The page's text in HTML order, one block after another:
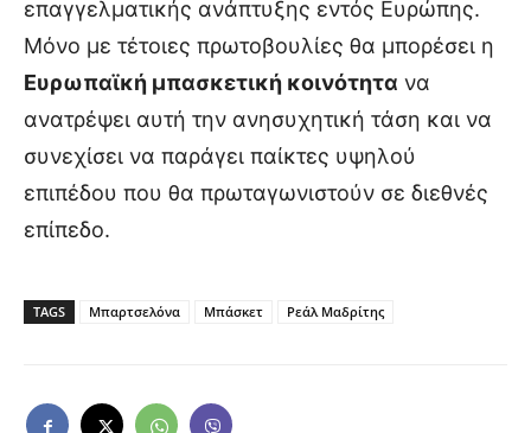
επαγγελματικής ανάπτυξης εντός Ευρώπης.
Μόνο με τέτοιες πρωτοβουλίες θα μπορέσει η
Ευρωπαϊκή μπασκετική κοινότητα να
ανατρέψει αυτή την ανησυχητική τάση και να
συνεχίσει να παράγει παίκτες υψηλού
επιπέδου που θα πρωταγωνιστούν σε διεθνές
επίπεδο.
TAGS Μπαρτσελόνα Μπάσκετ Ρεάλ Μαδρίτης